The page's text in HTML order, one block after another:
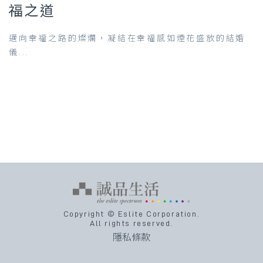
福之道
邁向幸福之路的燦爛，凝結在幸福感如煙花盛放的結婚
儀...
Copyright © Eslite Corporation.
All rights reserved.
隱私條款